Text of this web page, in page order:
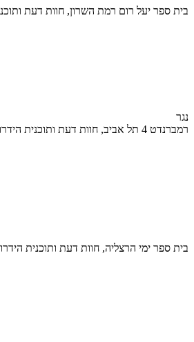
בית ספר יעל רום רמת השרון, חוות דעת
נגר
רמברנדט 4 תל אביב, חוות דעת ותוכנית הידרולוגית לניהול מי נגר
בית ספר ימי הרצליה, חוות דעת ותוכנית